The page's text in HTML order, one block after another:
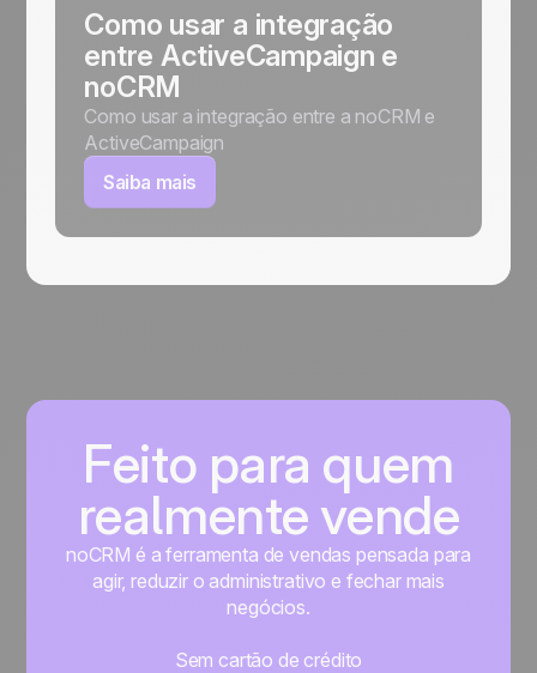
Como usar a integração
entre ActiveCampaign e
noCRM
Como usar a integração entre a noCRM e
ActiveCampaign
Saiba mais
Feito para quem
realmente vende
noCRM é a ferramenta de vendas pensada para
agir, reduzir o administrativo e fechar mais
negócios.
Sem cartão de crédito